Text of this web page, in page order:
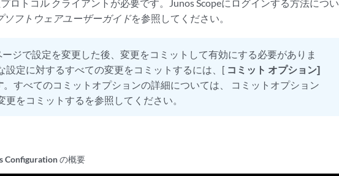
ロトコル クライアントが必要です。Junos Scopeにログインする方法につい
ソフトウェアユーザーガイドを参照してください。
ージで設定を変更した後、変更をコミットして有効にする必要がありま
設定に対するすべての変更をコミットするには、[ コミット オプション]
。すべてのコミットオプションの詳細については、 コミットオプション
更をコミットするを参照してください。
Configuration の概要